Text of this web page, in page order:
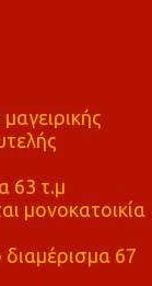
63 τ.μ
μονοκατοικία
διαμέρισμα 67